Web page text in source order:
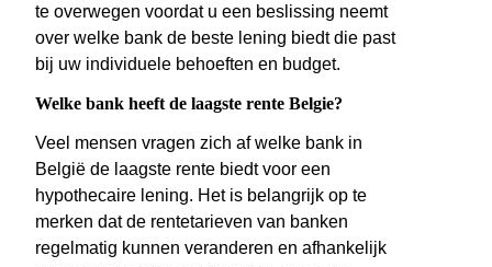
te overwegen voordat u een beslissing neemt
over welke bank de beste lening biedt die past
bij uw individuele behoeften en budget.
Welke bank heeft de laagste rente Belgie?
Veel mensen vragen zich af welke bank in
België de laagste rente biedt voor een
hypothecaire lening. Het is belangrijk op te
merken dat de rentetarieven van banken
regelmatig kunnen veranderen en afhankelijk